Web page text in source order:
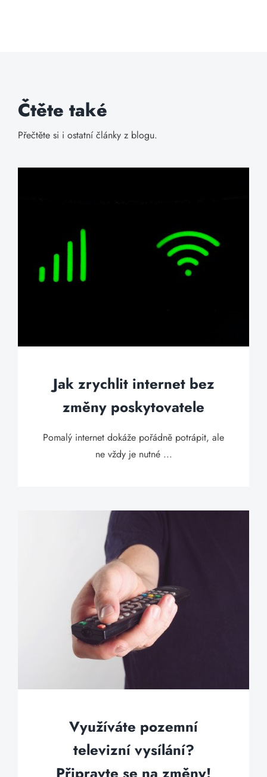
Čtěte také
Přečtěte si i ostatní články z blogu.
Jak zrychlit internet bez
změny poskytovatele
Pomalý internet dokáže pořádně potrápit, ale
ne vždy je nutné ...
Využíváte pozemní
televizní vysílání?